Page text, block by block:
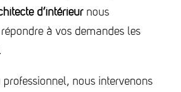
d’intérieurnous
à vos demandes les
nous intervenons